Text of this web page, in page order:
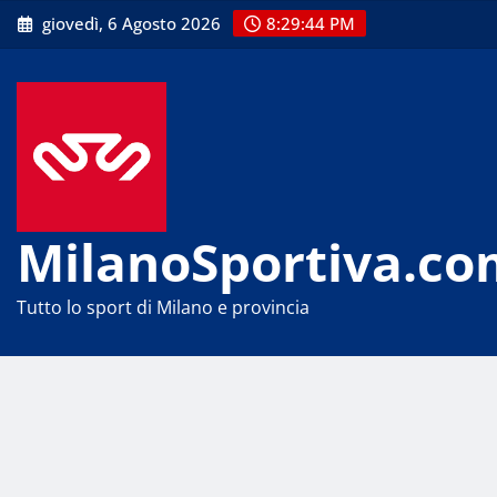
Skip
to
giovedì, 6 Agosto 2026 8:29:44 PM
Tutto lo sport di Milano e provincia